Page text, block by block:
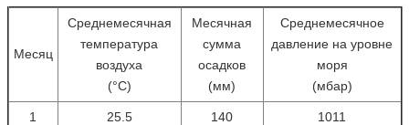
Месяц
Среднемесячная
температура
воздуха
(°С)
Месячная
сумма
осадков
(мм)
Среднемесячное
давление на уровне
моря
(мбар)
1 25.5 140 1011